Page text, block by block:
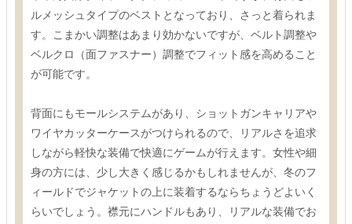
ルメッシュタイプのベストとなっており、さっと着られま
す。こまかい調整はあまり効かないですが、ベルト調整や
ベルクロ（面ファスナー）調整でフィット感を高めること
が可能です。
背面にもモールシステムがあり、ショットガンキャリアや
ワイヤカッターケースがつけられるので、リアルさを追求
しながら軽快な装備で快適にゲームが行えます。女性や細
身の方には、少し大きく感じるかもしれませんが、冬のフ
ィールドでジャケットの上に装着するならちょうどよいく
らいでしょう。襟元にハンドルもあり、リアルな装備でお